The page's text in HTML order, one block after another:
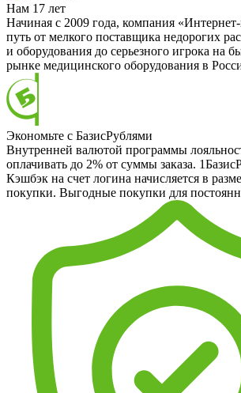
Нам 17 лет
Начиная с 2009 года, компания
путь от мелкого поставщика недорогих
и оборудования до серьезного игрока на
рынке медицинского оборудования в
Экономьте с БазисРублями
Внутренней валютой программы
оплачивать до 2% от суммы заказа.
Кэшбэк на счет логина начисляется в
покупки. Выгодные покупки для